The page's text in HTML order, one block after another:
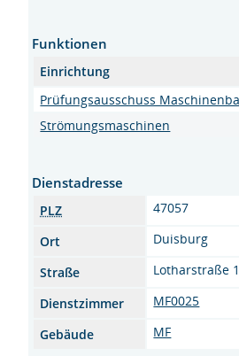
Funktionen
Einrichtung
Prüfungsausschuss
Strömungsmaschinen
Dienstadresse
PLZ
47057
Ort
Duisburg
Straße
Lotharstraße
Dienstzimmer
MF0025
Gebäude
MF